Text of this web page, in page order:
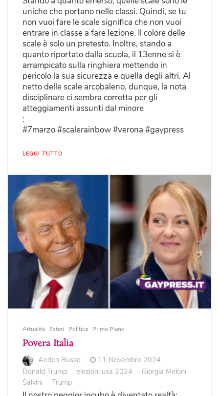
uniche che portano nelle classi. Quindi, se tu
non vuoi fare le scale significa che non vuoi
entrare in classe a fare lezione. Il colore delle
scale è solo un pretesto. Inoltre, stando a
quanto riportato dalla scuola, il 13enne si è
arrampicato sulla ringhiera mettendo in
pericolo la sua sicurezza e quella degli altri. Al
netto delle scale arcobaleno, dunque, la nota
disciplinare ci sembra corretta per gli
atteggiamenti assunti dal minore
:
#7marzo #scalerainbow #verona #gaypress
LEGGI TUTTO
Attualità Esteri Politica Primo Piano
Povera Italia
Aeden Russo
11 Novembre 2024
Donald Trump
elezioni usa 2024
Giorgia Meloni
Salvini
Trump